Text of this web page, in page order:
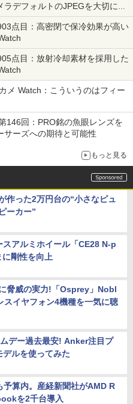
デフォルトのJPEGを大切にす
点目：高密閉で保冷効果が高い
点目：放射冷却素材を採用した
メ Watch：こういうのはフィー
146回：PRO銘の魚眼レンズを
サーズへの期待と可能性
もっと見る
作った2万円台の“小さなピュ
ーカー”
スアルミホイール「CE28 N-p
剛性を向上
脅威の実力!「Osprey」Nobl
イヤフォン4機種を一気に聴
デー過去最安! Anker注目プ
デルを使ってみた
予算内。産経新聞社がAMD R
を2千台導入